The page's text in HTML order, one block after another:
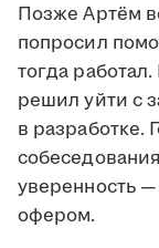
Позже Артём
попросил
тогда
решил уйти с
в разработке.
уверенность
офером.